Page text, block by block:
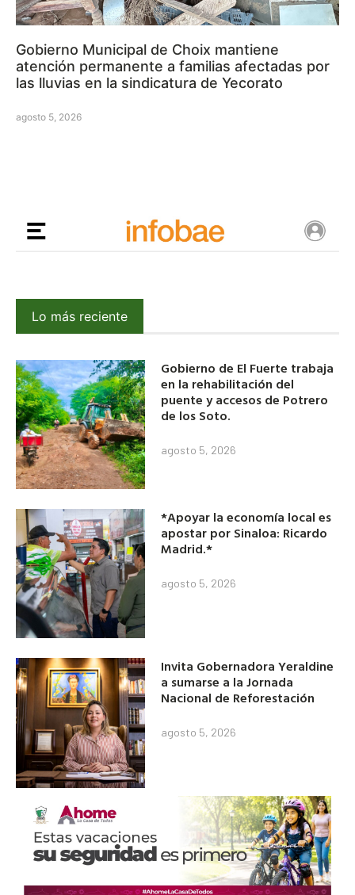
Gobierno Municipal de Choix mantiene
atención permanente a familias afectadas por
las lluvias en la sindicatura de Yecorato
agosto 5, 2026
Lo más reciente
Gobierno de El Fuerte trabaja
en la rehabilitación del
puente y accesos de Potrero
de los Soto.
agosto 5, 2026
*Apoyar la economía local es
apostar por Sinaloa: Ricardo
Madrid.*
agosto 5, 2026
Invita Gobernadora Yeraldine
a sumarse a la Jornada
Nacional de Reforestación
agosto 5, 2026